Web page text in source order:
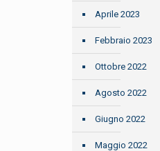
Aprile 2023
Febbraio 2023
Ottobre 2022
Agosto 2022
Giugno 2022
Maggio 2022